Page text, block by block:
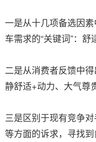
一是从十几项备选因
车需求的“关键词”：舒
二是从消费者反馈中
静舒适+动力、大气尊
三是区别于现有竞争
等方面的诉求，寻找到